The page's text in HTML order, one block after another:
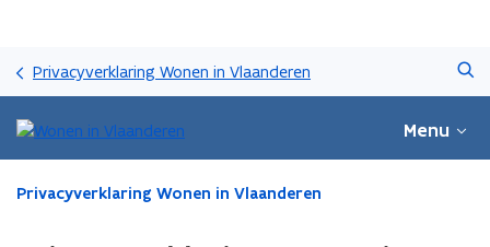
naar
gaan
Privacyverklaring Wonen in Vlaanderen
Menu
Gedaan
Privacyverklaring Wonen in Vlaanderen